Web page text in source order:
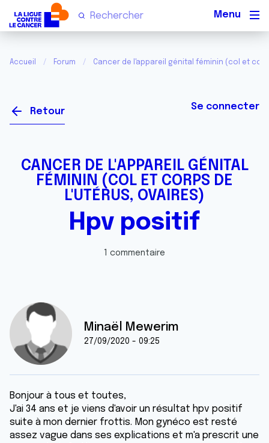
Accueil Forum Cancer de l'appareil génital féminin (col et
Retour Se connecter
CANCER DE L'APPAREIL GÉNITAL
FÉMININ (COL ET CORPS DE
L'UTÉRUS, OVAIRES)
Hpv positif
1 commentaire
Minaël Mewerim
27/09/2020 - 09:25
Bonjour à tous et toutes,
J'ai 34 ans et je viens d'avoir un résultat hpv positif
suite à mon dernier frottis. Mon gynéco est resté
assez vague dans ses explications et m'a prescrit une